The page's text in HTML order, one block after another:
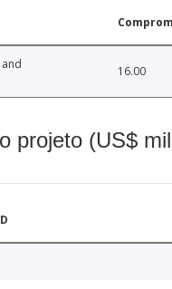
16.00
projeto (US$